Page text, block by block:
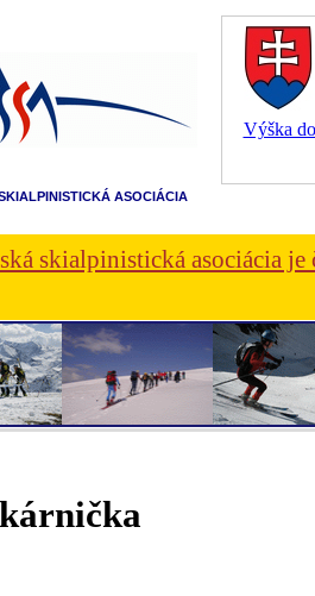
Výška
ASOCIÁCIA
skialpinistická asociácia